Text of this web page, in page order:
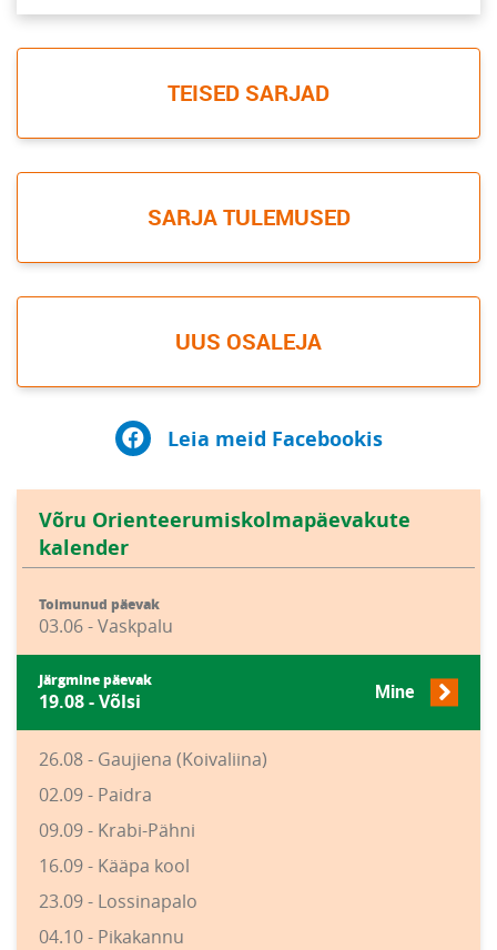
TEISED SARJAD
SARJA TULEMUSED
UUS OSALEJA
Leia meid Facebookis
Võru Orienteerumiskolmapäevakute
kalender
Toimunud päevak
03.06 - Vaskpalu
Järgmine päevak
19.08 - Võlsi Mine
26.08 - Gaujiena (Koivaliina)
02.09 - Paidra
09.09 - Krabi-Pähni
16.09 - Kääpa kool
23.09 - Lossinapalo
04.10 - Pikakannu